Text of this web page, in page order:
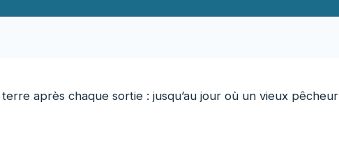
après chaque sortie : jusqu’au jour où un vieux pêcheur